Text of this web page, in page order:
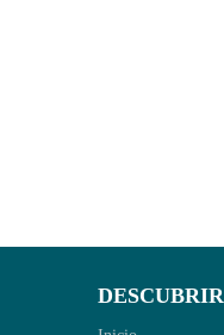
DESCUBRIR